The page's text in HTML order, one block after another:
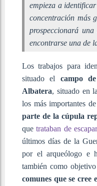
empieza a
concentración más
prospeccionará
encontrarse una de
Los trabajos para
situado el campo
Albatera, situado en
los más importantes
parte de la cúpula
quetrataban de
últimos días de la
por el arqueólogo e
también como
comunes que se